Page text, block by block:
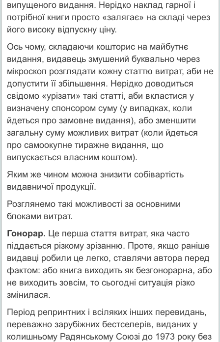
випущеного видання. Нерідко наклад гарної і
потрібної книги просто «залягає» на складі через
його високу відпускну ціну.
Ось чому, складаючи кошторис на майбутнє
видання, видавець змушений буквально через
мікроскоп розглядати кожну статтю витрат, аби не
допустити її збільшення. Нерідко доводиться
свідомо «урізати» такі статті, аби вкластися у
визначену спонсором суму (у випадках, коли
йдеться про замовне видання), або зменшити
загальну суму можливих витрат (коли йдеться
про самоокупне тиражне видання, що
випускається власним коштом).
Яким же чином можна знизити собівартість
видавничої продукції.
Розглянемо такі можливості за основними
блоками витрат.
Гонорар. Це перша стаття витрат, яка часто
піддається різкому зрізанню. Проте, якщо раніше
видавці робили це легко, ставлячи автора перед
фактом: або книга виходить як безгонорарна, або
не виходить зовсім, то сьогодні ситуація різко
змінилася.
Період репринтних і всіляких інших перевидань,
переважно зарубіжних бестселерів, виданих у
колишньому Радянському Союзі до 1973 року без